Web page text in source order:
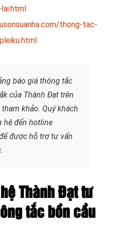
thong-tac-
báo giá thông tắc
của Thành Đạt trên
khảo. Quý khách
hệ đến hotline
được hỗ trợ tư vấn
Thành Đạt tư
tắc bồn cầu